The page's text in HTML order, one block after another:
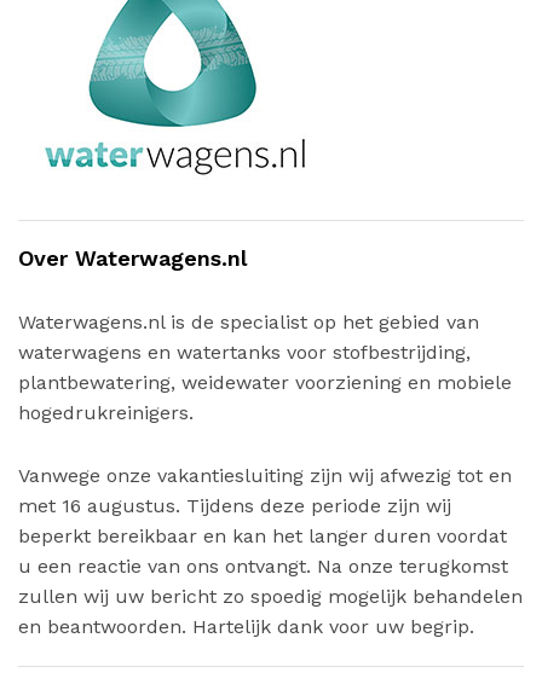
Over Waterwagens.nl
Waterwagens.nl is de specialist op het gebied van
waterwagens en watertanks voor stofbestrijding,
plantbewatering, weidewater voorziening en mobiele
hogedrukreinigers.
Vanwege onze vakantiesluiting zijn wij afwezig tot en
met 16 augustus. Tijdens deze periode zijn wij
beperkt bereikbaar en kan het langer duren voordat
u een reactie van ons ontvangt. Na onze terugkomst
zullen wij uw bericht zo spoedig mogelijk behandelen
en beantwoorden. Hartelijk dank voor uw begrip.